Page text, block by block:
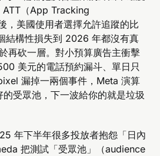
ATT（App Tracking
，美國使用者選擇允許追蹤的比
結構性損失到 2026 年都沒有真
再砍一層。對小預算廣告主衝擊
美元的電話預約漏斗、單日只
漏掉一兩個事件，Meta 演算
受眾池，下一波給你的就是垃圾
年下半年很多投放者抱怨「日內
把測試「受眾池」（audience